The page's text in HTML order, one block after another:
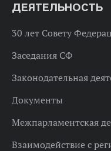
ДЕЯТЕЛЬНОСТЬ
30 лет Совету
Заседания СФ
Законодательная
Документы
Межпарламентская
Взаимодействие с